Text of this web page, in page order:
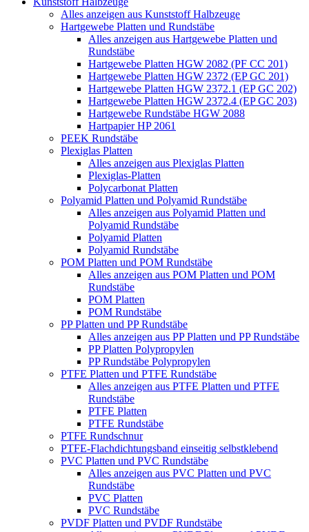
Alles anzeigen aus Kunststoff Halbzeuge
Hartgewebe Platten und Rundstäbe
Alles anzeigen aus Hartgewebe Platten und
Rundstäbe
Hartgewebe Platten HGW 2082 (PF CC 201)
Hartgewebe Platten HGW 2372 (EP GC 201)
Hartgewebe Platten HGW 2372.1 (EP GC 202)
Hartgewebe Platten HGW 2372.4 (EP GC 203)
Hartgewebe Rundstäbe HGW 2088
Hartpapier HP 2061
PEEK Rundstäbe
Plexiglas Platten
Alles anzeigen aus Plexiglas Platten
Plexiglas-Platten
Polycarbonat Platten
Polyamid Platten und Polyamid Rundstäbe
Alles anzeigen aus Polyamid Platten und
Polyamid Rundstäbe
Polyamid Platten
Polyamid Rundstäbe
POM Platten und POM Rundstäbe
Alles anzeigen aus POM Platten und POM
Rundstäbe
POM Platten
POM Rundstäbe
PP Platten und PP Rundstäbe
Alles anzeigen aus PP Platten und PP Rundstäbe
PP Platten Polypropylen
PP Rundstäbe Polypropylen
PTFE Platten und PTFE Rundstäbe
Alles anzeigen aus PTFE Platten und PTFE
Rundstäbe
PTFE Platten
PTFE Rundstäbe
PTFE Rundschnur
PTFE-Flachdichtungsband einseitig selbstklebend
PVC Platten und PVC Rundstäbe
Alles anzeigen aus PVC Platten und PVC
Rundstäbe
PVC Platten
PVC Rundstäbe
PVDF Platten und PVDF Rundstäbe